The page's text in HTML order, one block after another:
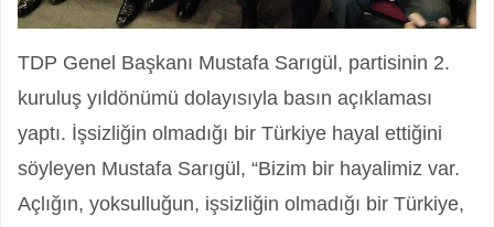
TDP Genel Başkanı Mustafa Sarıgül, partisinin 2.
kuruluş yıldönümü dolayısıyla basın açıklaması
yaptı. İşsizliğin olmadığı bir Türkiye hayal ettiğini
söyleyen Mustafa Sarıgül, “Bizim bir hayalimiz var.
Açlığın, yoksulluğun, işsizliğin olmadığı bir Türkiye,